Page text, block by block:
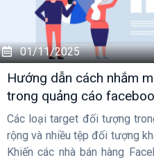
01/11/2025
Hướng dẫn cách nhắm
trong quảng cáo
Các loại target đối tượng
rộng và nhiều tệp đối tượng
Khiến các nhà bán hàng